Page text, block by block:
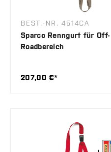
BEST.-NR. 4514CA
Sparco Renngurt für Off-
Roadbereich
207,00 €*